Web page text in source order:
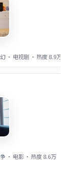
· 电视剧 · 热度8.9万
· 电影 · 热度8.6万